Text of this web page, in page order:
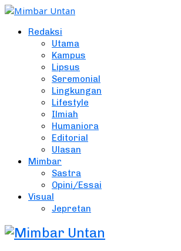
Redaksi
Utama
Kampus
Lipsus
Seremonial
Lingkungan
Lifestyle
Ilmiah
Humaniora
Editorial
Ulasan
Mimbar
Sastra
Opini/Essai
Visual
Jepretan